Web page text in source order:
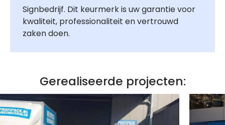
Signbedrijf. Dit keurmerk is uw garantie voor
kwaliteit, professionaliteit en vertrouwd
zaken doen.
Gerealiseerde projecten: